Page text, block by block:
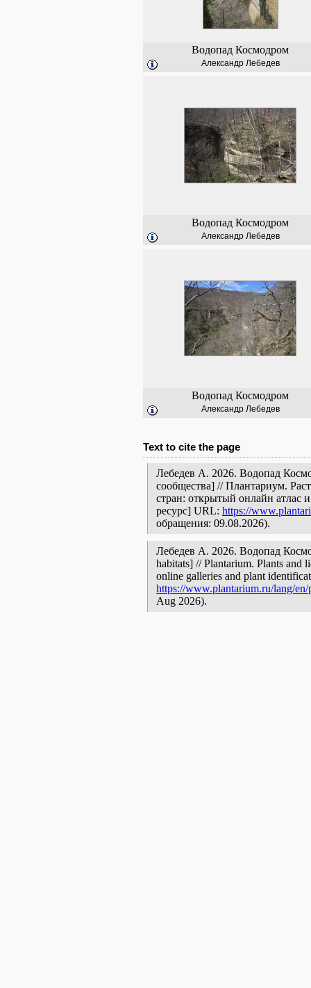
Водопад Космодром
Александр Лебедев
Водопад Космодром
Александр Лебедев
Водопад Космодром
Александр Лебедев
Text to cite the page
Лебедев А. 2026. Водопад
сообщества] // Плантариум.
стран: открытый онлайн атлас
ресурс] URL: https://
обращения: 09.08.2026).
Лебедев А. 2026. Водопад
habitats] // Plantarium. Plants and
online galleries and plant
https://www.plantarium.ru/lang/
Aug 2026).